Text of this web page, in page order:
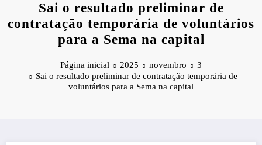
Sai o resultado preliminar de
contratação temporária de voluntários
para a Sema na capital
Página inicial 2025 novembro
3
Sai o resultado preliminar de contratação temporária de
voluntários para a Sema na capital